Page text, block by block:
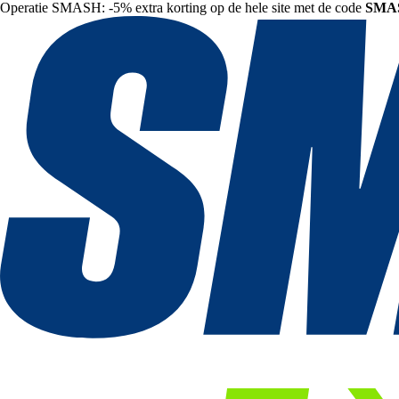
Operatie SMASH: -5% extra korting op de hele site met de code